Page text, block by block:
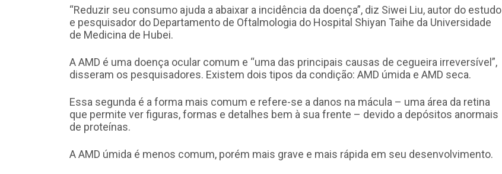
“Reduzir seu consumo ajuda a abaixar a incidência da doença”, diz Siwei Liu, autor do estudo
e pesquisador do Departamento de Oftalmologia do Hospital Shiyan Taihe da Universidade
de Medicina de Hubei.
A AMD é uma doença ocular comum e “uma das principais causas de cegueira irreversível”,
disseram os pesquisadores. Existem dois tipos da condição: AMD úmida e AMD seca.
Essa segunda é a forma mais comum e refere-se a danos na mácula – uma área da retina
que permite ver figuras, formas e detalhes bem à sua frente – devido a depósitos anormais
de proteínas.
A AMD úmida é menos comum, porém mais grave e mais rápida em seu desenvolvimento.